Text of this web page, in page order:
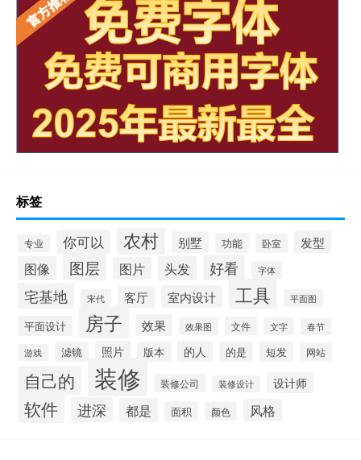
标签
专业 你可以 农村 别墅 功能 卧室 发型
图像 图层 图片 头发 好看 字体
宅基地 宋代 客厅 室内设计 工具 平面图
平面设计 房子 效果 效果图 文件 文字 春节
游戏 滤镜 照片 版本 的人 的是 短发 网站
自己的 装修 装修公司 装修设计 设计师
软件 进深 都是 面积 颜色 风格